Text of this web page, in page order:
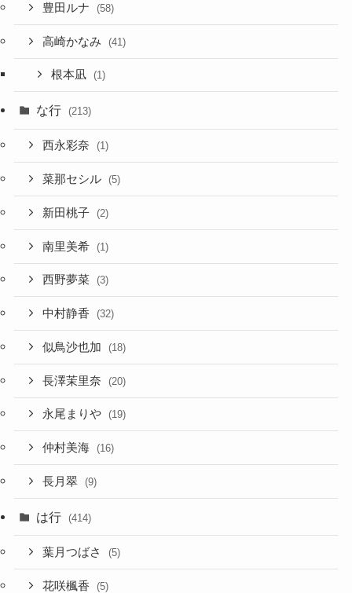
豊田ルナ (58)
高崎かなみ (41)
根本凪 (1)
な行 (213)
西永彩奈 (1)
菜那セシル (5)
新田桃子 (2)
南里美希 (1)
西野夢菜 (3)
中村静香 (32)
似鳥沙也加 (18)
長澤茉里奈 (20)
永尾まりや (19)
仲村美海 (16)
長月翠 (9)
は行 (414)
葉月つばさ (5)
花咲楓香 (5)